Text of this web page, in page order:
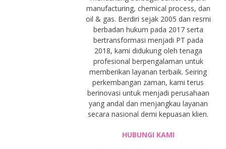
manufacturing, chemical process, dan
oil & gas. Berdiri sejak 2005 dan resmi
berbadan hukum pada 2017 serta
bertransformasi menjadi PT pada
2018, kami didukung oleh tenaga
profesional berpengalaman untuk
memberikan layanan terbaik. Seiring
perkembangan zaman, kami terus
berinovasi untuk menjadi perusahaan
yang andal dan menjangkau layanan
secara nasional demi kepuasan klien.
HUBUNGI KAMI